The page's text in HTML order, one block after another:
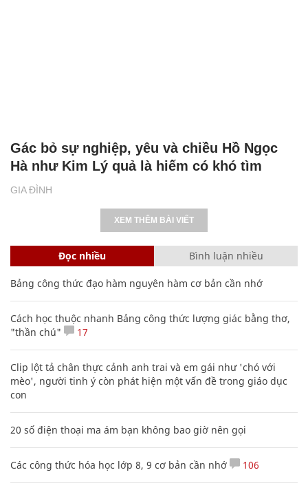
GIA ĐÌNH
Gác bỏ sự nghiệp, yêu và chiều Hồ Ngọc
Hà như Kim Lý quả là hiếm có khó tìm
XEM THÊM BÀI VIẾT
Đọc nhiều Bình luận nhiều
Bảng công thức đạo hàm nguyên hàm cơ bản cần nhớ
Cách học thuộc nhanh Bảng công thức lượng giác bằng thơ,
"thần chú"
17
Clip lột tả chân thực cảnh anh trai và em gái như 'chó với
mèo', người tinh ý còn phát hiện một vấn đề trong giáo dục
con
20 số điện thoại ma ám bạn không bao giờ nên gọi
Các công thức hóa học lớp 8, 9 cơ bản cần nhớ 106